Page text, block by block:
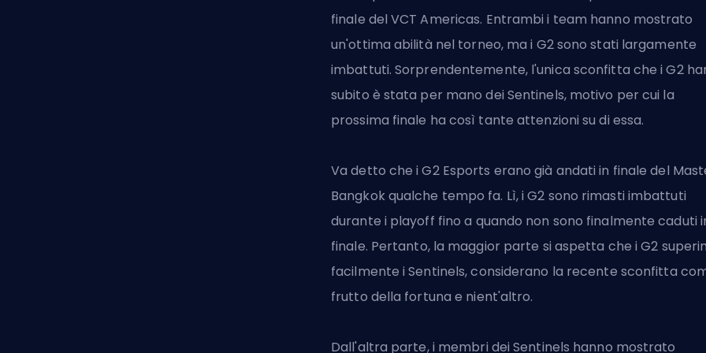
finale del VCT Americas. Entrambi i team hanno mostrato
un'ottima abilità nel torneo, ma i G2 sono stati largamente
imbattuti. Sorprendentemente, l'unica sconfitta che i G2
subito è stata per mano dei Sentinels, motivo per cui la
prossima finale ha così tante attenzioni su di essa.
Va detto che i G2 Esports erano già andati in finaledel
Bangkokqualche tempo fa. Lì, i G2 sono rimasti imbattuti
durante i playoff fino a quando non sono finalmentecaduti
finale. Pertanto, la maggior parte si aspetta che i G2
facilmente i Sentinels, considerano la recente sconfitta
frutto della fortuna e nient'altro.
Dall'altra parte, i membri dei Sentinels hanno mostrato